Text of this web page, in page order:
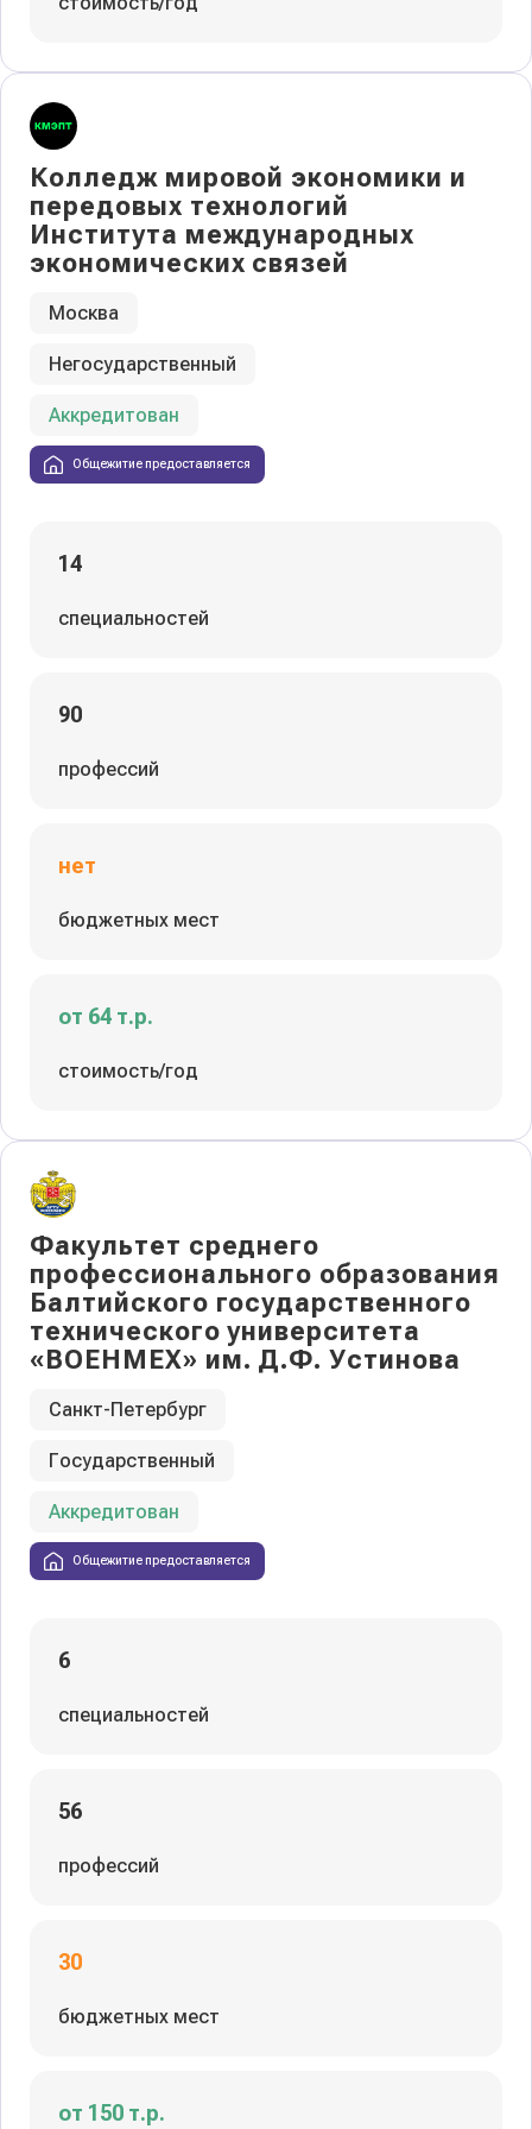
Колледж мировой экономики и
передовых технологий
Института международных
экономических связей
Москва
Негосударственный
Аккредитован
Общежитие предоставляется
14
специальностей
90
профессий
нет
бюджетных мест
от 64 т.р.
стоимость/год
Факультет среднего
профессионального образования
Балтийского государственного
технического университета
«ВОЕНМЕХ» им. Д.Ф. Устинова
Санкт-Петербург
Государственный
Аккредитован
Общежитие предоставляется
6
специальностей
56
профессий
30
бюджетных мест
от 150 т.р.